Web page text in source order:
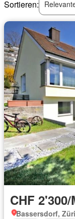
Sortieren:
CHF
Bassersdorf,